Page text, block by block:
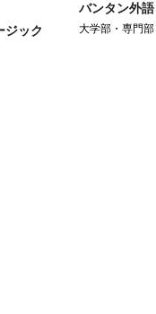
ジック
バンタン外
大学部・専門